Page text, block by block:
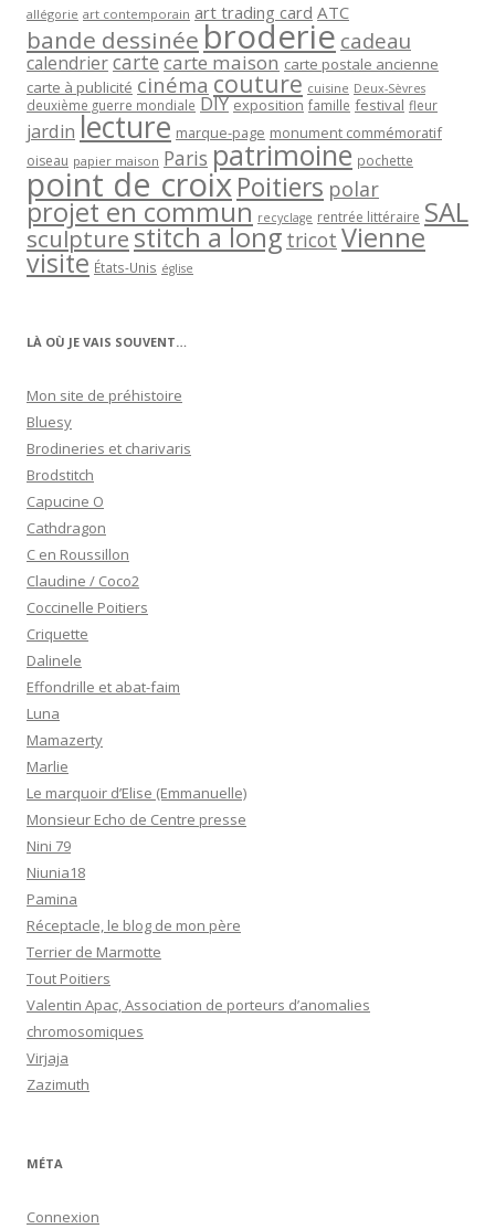
allégorie art contemporain art trading card ATC
bande dessinée broderie cadeau
calendriercartecarte maison carte postale ancienne
carte à publicité cinéma couture cuisine Deux-Sèvres
deuxième guerre mondiale DIY exposition famille festival fleur
jardin lecture marque-page monument commémoratif
oiseau papier maison Paris patrimoine pochette
point de croixPoitiers polar
projet en commun recyclage rentrée littéraire SAL
sculpturestitch a long tricot Vienne
visite États-Unis église
LÀ OÙ JE VAIS SOUVENT…
Mon site de préhistoire
Bluesy
Brodineries et charivaris
Brodstitch
Capucine O
Cathdragon
C en Roussillon
Claudine / Coco2
Coccinelle Poitiers
Criquette
Dalinele
Effondrille et abat-faim
Luna
Mamazerty
Marlie
Le marquoir d’Elise (Emmanuelle)
Monsieur Echo de Centre presse
Nini 79
Niunia18
Pamina
Réceptacle, le blog de mon père
Terrier de Marmotte
Tout Poitiers
Valentin Apac, Association de porteurs d’anomalies
chromosomiques
Virjaja
Zazimuth
MÉTA
Connexion